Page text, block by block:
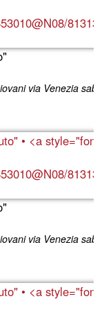
via Venezia
via Venezia